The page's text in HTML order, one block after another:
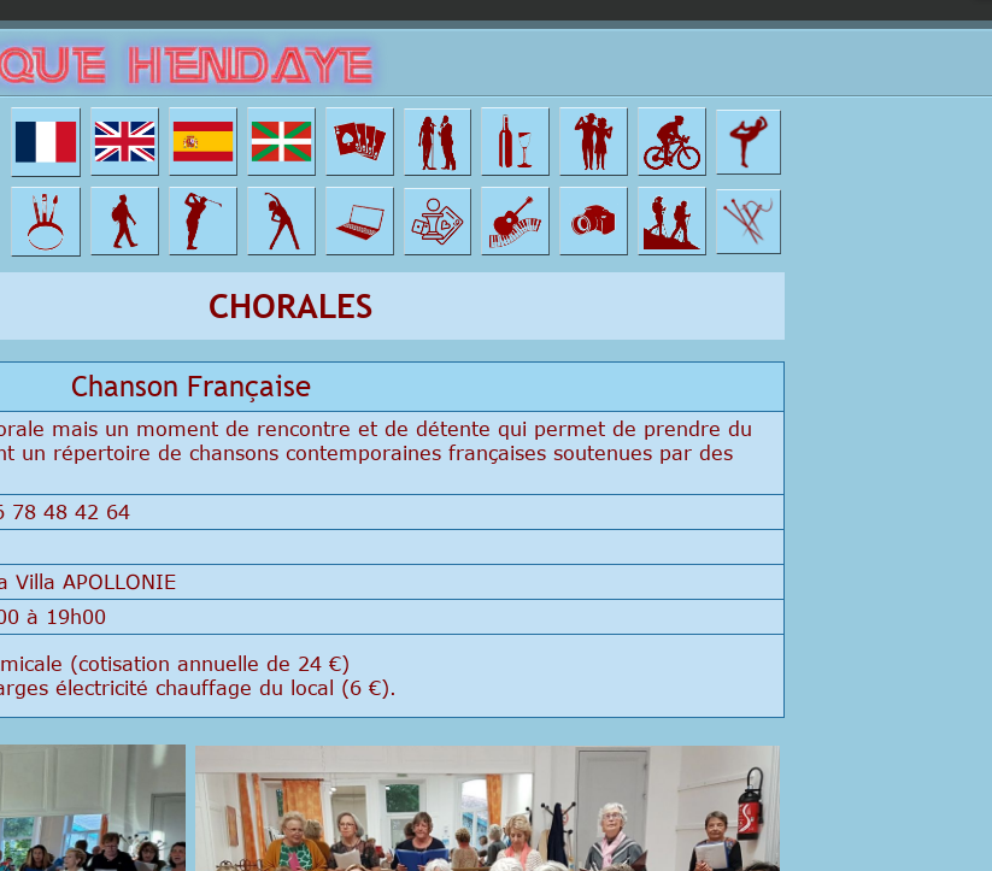
CHORALES
Chanson Française
mais un moment de rencontre et de détente qui permet de prendre du
un répertoire de chansons contemporaines françaises soutenues par des
78 48 42 64
Villa APOLLONIE
à 19h00
(cotisation annuelle de 24 €)
électricité chauffage du local (6 €).